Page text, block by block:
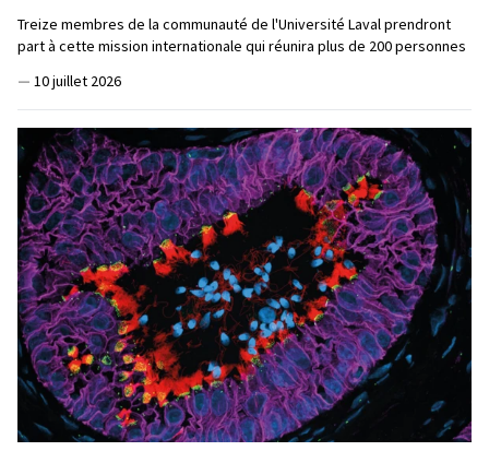
Treize membres de la communauté de l'Université Laval prendront
part à cette mission internationale qui réunira plus de 200 personnes
— 10 juillet 2026